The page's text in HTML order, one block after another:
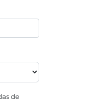
de